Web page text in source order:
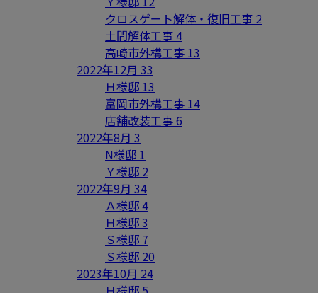
クロスゲート解体・復旧工事 2
土間解体工事4
高崎市外構工事 13
2022年12月 33
Ｈ様邸 13
富岡市外構工事 14
店舗改装工事6
2022年8月 3
N様邸 1
Ｙ様邸 2
2022年9月 34
Ａ様邸4
Ｈ様邸3
Ｓ様邸 7
Ｓ様邸 20
2023年10月 24